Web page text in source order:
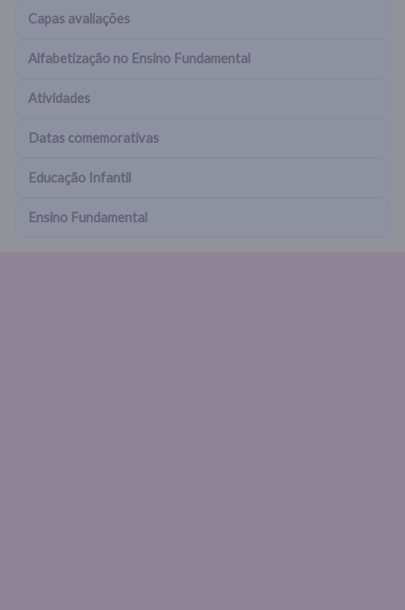
Capas avaliações
Alfabetização no Ensino Fundamental
Atividades
Datas comemorativas
Educação Infantil
Ensino Fundamental